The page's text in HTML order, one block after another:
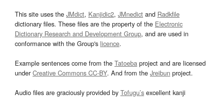
This site uses the JMdict, Kanjidic2, JMnedict and Radkfile
dictionary files. These files are the property of the Electronic
Dictionary Research and Development Group, and are used in
conformance with the Group's licence.
Example sentences come from the Tatoeba project and are licensed
underCreative Commons CC-BY. And from the Jreibun project.
Audio files are graciously provided by Tofugu’s excellent kanji